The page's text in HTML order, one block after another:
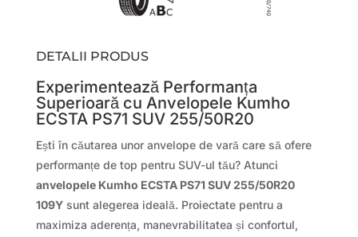
DETALII PRODUS
Experimentează Performanța
Superioară cu Anvelopele Kumho
ECSTA PS71 SUV 255/50R20
Ești în căutarea unor anvelope de vară care să ofere
performanțe de top pentru SUV-ul tău? Atunci
anvelopele Kumho ECSTA PS71 SUV 255/50R20
109Ysunt alegerea ideală. Proiectate pentru a
maximiza aderența, manevrabilitatea și confortul,